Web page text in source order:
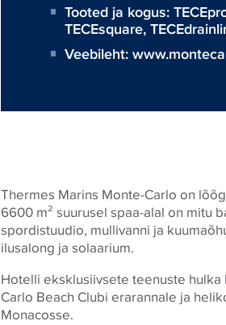
Tooted ja kogus:
TECEsquare,
Veebileht:
Thermes Marins Monte-Carlo on
6600 m² suurusel spaa-alal on mitu
spordistuudio, mullivanni ja
ilusalong ja solaarium.
Hotelli eksklusiivsete teenuste
Carlo Beach Clubi erarannale ja
Monacosse.